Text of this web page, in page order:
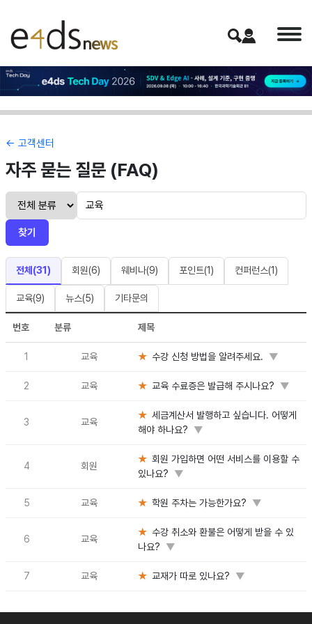
← 고객센터
자주 묻는 질문 (FAQ)
찾기
전체(31 ) 회원(6) 웨비나(9) 포인트(1) 컨퍼런스(1)
교육(9) 뉴스(5) 기타문의
번호 분류 제목
1 교육 ★ 수강 신청 방법을 알려주세요. ▼
2 교육 ★ 교육 수료증은 발급해 주시나요? ▼
3 교육
★ 세금계산서 발행하고 싶습니다. 어떻게
해야 하나요?
▼
4 회원
★ 회원 가입하면 어떤 서비스를 이용할 수
있나요?
▼
5 교육 ★ 학원 주차는 가능한가요? ▼
6 교육
★ 수강 취소와 환불은 어떻게 받을 수 있
나요?
▼
7 교육 ★ 교재가 따로 있나요? ▼